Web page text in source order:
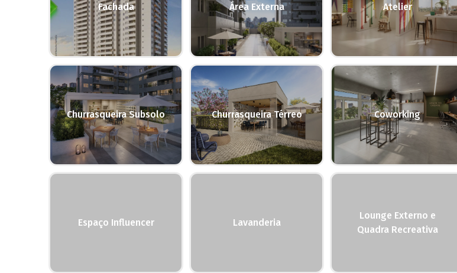
Fachada Área Externa Atelier
Churrasqueira Subsolo Churrasqueira Térreo Coworking
Espaço Influencer Lavanderia
Lounge Externo e
Quadra Recreativa